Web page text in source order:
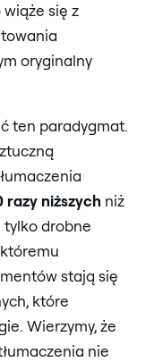
wiąże się z
oryginalny
ten paradygmat.
razy niższych niż
tylko drobne
stają się
które
Wierzymy, że
nie